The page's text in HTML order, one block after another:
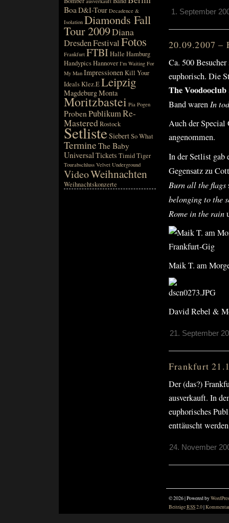
1. September
20.09.2007 –
Ca. 500
euphorisch. Die
The Voodooclub
Band waren In
Auch der Special
angenommen.
In der Setlist gab
Gegensatz zu
Burn all the flags
belonging to the
Rome in the rain
Maik T. am
David Rebel &
21. September
Frankfurt
Der (das?)
ausverkauft. In
euphorisches
enttäuscht
24. November
BoaD&I-Tour Decadence &
Isolation Diamonds Fall
Tour 2009Diana
DresdenFestivalFotos
Frankfurt FTBIHalle Hamburg
HandypicsHannover I'm Waiting For
My Man ImpressionenKill Your
IdealsKlez.ELeipzig
MagdeburgMonta
Moritzbastei Pia Pogen
ProbenPublikumRe-
MasteredRostock
SetlisteSiebertSo What
Termine The Baby
UniversalTickets Timid Tiger
Tourabschluss Velvet Underground
VideoWeihnachten
Weihnachtskonzerte
© 2026 | Powered by
BeiträgeRSS2.0|